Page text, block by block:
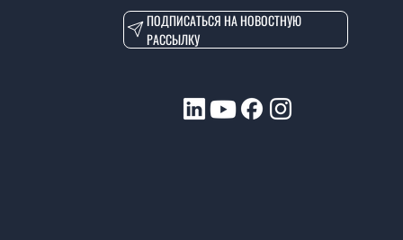
ПОДПИСАТЬСЯ НА НОВОСТНУЮ
РАССЫЛКУ